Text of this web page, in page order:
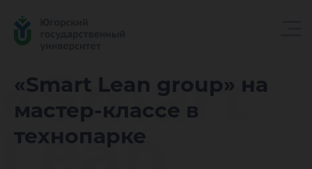
«Smart Lean group» на
мастер-классе в
технопарке
«Smart